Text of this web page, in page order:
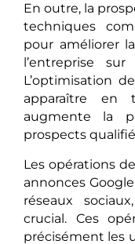
En outre, la
techniques
pour améliorer
l’entreprise
L’optimisation
apparaître en
augmente la
prospects
Les opérations
annonces
réseaux
crucial. Ces
précisément les